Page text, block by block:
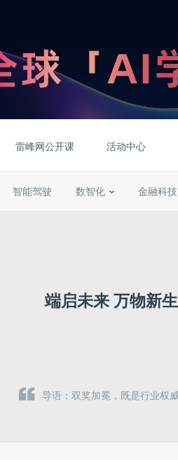
雷峰网公开课 活动中心
智能驾驶 数智化 金融科技
端启未来 万物新
导语：双奖加冕，既是行业权